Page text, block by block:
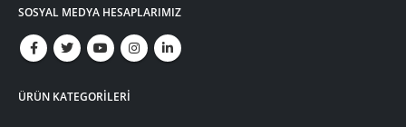
SOSYAL MEDYA HESAPLARIMIZ
ÜRÜN KATEGORİLERİ